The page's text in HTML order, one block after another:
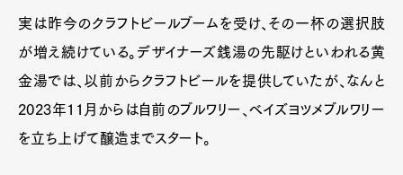
実は昨今のクラフトビールブームを受け、その一杯の選択肢
が増え続けている。デザイナーズ銭湯の先駆けといわれる黄
金湯では、以前からクラフトビールを提供していたが、なんと
2023年11月からは自前のブルワリー、ベイズヨツメブルワリー
を立ち上げて醸造までスタート。